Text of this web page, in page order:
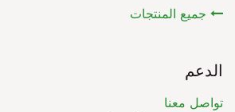
جميع المنتجات
الدعم
تواصل معنا